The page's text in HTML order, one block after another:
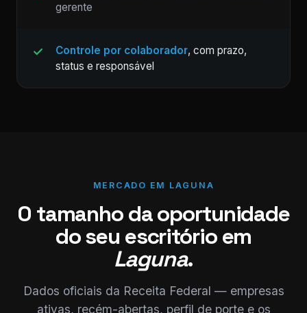
gerente
Controle por colaborador, com prazo,
status e responsável
MERCADO EM LAGUNA
O tamanho da oportunidade
do seu escritório em
Laguna.
Dados oficiais da Receita Federal — empresas
ativas, recém-abertas, perfil de porte e os